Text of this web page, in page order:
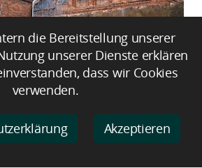
bei
die Bereitstellung unserer
unserer Dienste erklären
dass wir Cookies
verwenden.
Akzeptieren